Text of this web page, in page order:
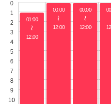
01:00
〜
12:00
00:00
〜
12:00
00:00
〜
12:00
0
1
2
3
4
5
6
7
8
9
10